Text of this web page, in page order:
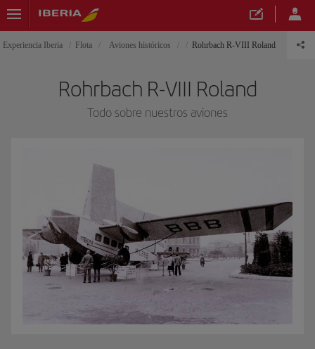
Experiencia Iberia Flota Aviones históricos Rohrbach R-VIII Roland
Rohrbach R-VIII Roland
Todo sobre nuestros aviones